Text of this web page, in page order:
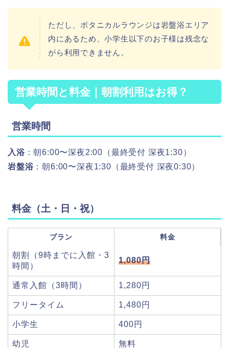
ただし、ボタニカルラウンジは岩盤浴エリア
内にあるため、小学生以下のお子様は残念な
がら利用できません。
営業時間と料金｜朝割利用はお得？
営業時間
入浴 ：朝6:00〜深夜2:00（最終受付 深夜1:30）
岩盤浴 ：朝6:00〜深夜1:30（最終受付 深夜0:30）
料金（土・日・祝）
プラン 料金
朝割（9時までに入館・3
時間）
1,080円
通常入館（3時間） 1,280円
フリータイム 1,480円
小学生 400円
幼児 無料